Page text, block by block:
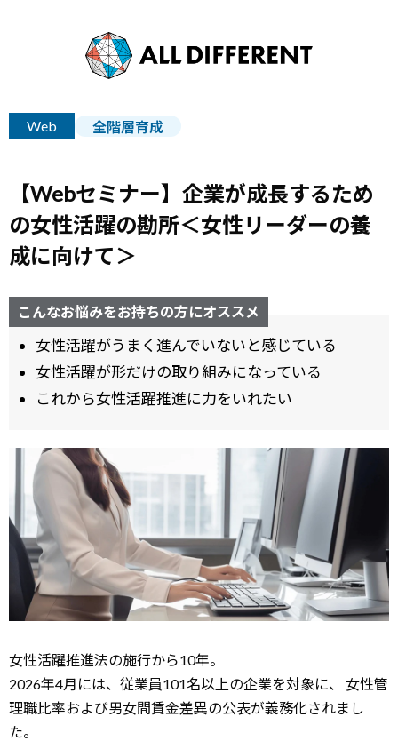
Web 全階層育成
【Webセミナー】企業が成長するため
の女性活躍の勘所＜女性リーダーの養
成に向けて＞
こんなお悩みをお持ちの方にオススメ
女性活躍がうまく進んでいないと感じている
女性活躍が形だけの取り組みになっている
これから女性活躍推進に力をいれたい
女性活躍推進法の施行から10年。
2026年4月には、従業員101名以上の企業を対象に、
女性管
理職比率および男女間賃金差異の公表が義務化されまし
た。